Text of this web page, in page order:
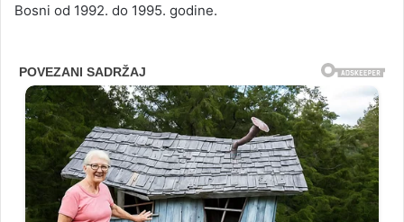
Bosni od 1992. do 1995. godine.